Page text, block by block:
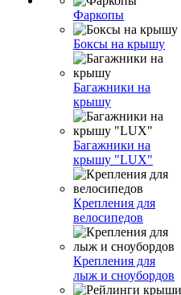
Фаркопы
Боксы на крышу
Багажники на
крышу
Багажники на
крышу "LUX"
Крепления для
велосипедов
Крепления для
лыж и сноубордов